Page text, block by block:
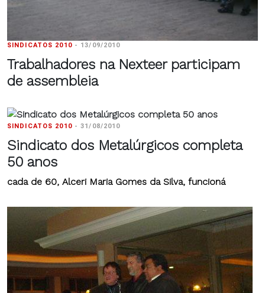
SINDICATOS 2010- 13/09/2010
Trabalhadores na Nexteer participam
de assembleia
SINDICATOS 2010-31/08/2010
Sindicato dos Metalúrgicos completa
50 anos
cada de 60, Alceri Maria Gomes da Silva, funcioná